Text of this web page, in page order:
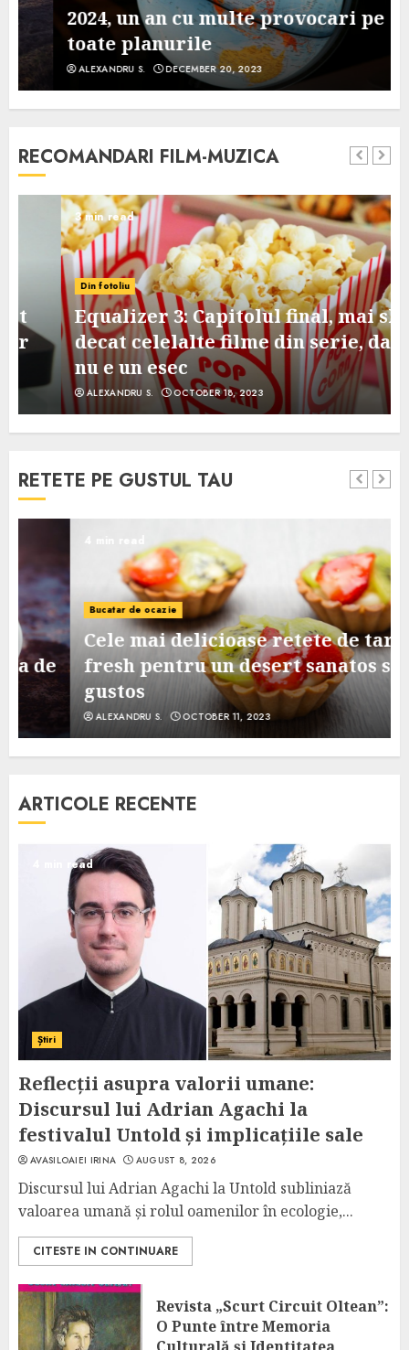
2024, un an cu multe provocari pe
toate planurile
ALEXANDRU S. DECEMBER 20, 2023
RECOMANDARI FILM-MUZICA
3 min read
Din fotoliu
Equalizer 3: Capitolul final, mai slab
decat celelalte filme din serie, dar
nu e un esec
ALEXANDRU S. OCTOBER 18, 2023
RETETE PE GUSTUL TAU
4 min read
Bucatar de ocazie
Cele mai delicioase retete de tarte
fresh pentru un desert sanatos si
gustos
ALEXANDRU S. OCTOBER 11, 2023
ARTICOLE RECENTE
4 min read
Știri
Reflecții asupra valorii umane:
Discursul lui Adrian Agachi la
festivalul Untold și implicațiile sale
AVASILOAIEI IRINA AUGUST 8, 2026
Discursul lui Adrian Agachi la Untold subliniază
valoarea umană și rolul oamenilor în ecologie,...
CITESTE IN CONTINUARE
Revista „Scurt Circuit Oltean”:
O Punte între Memoria